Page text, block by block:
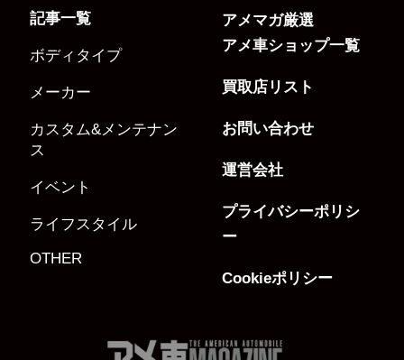
記事一覧
ボディタイプ
メーカー
カスタム&メンテナン
ス
イベント
ライフスタイル
OTHER
アメマガ厳選
アメ車ショップ一覧
買取店リスト
お問い合わせ
運営会社
プライバシーポリシ
ー
Cookieポリシー